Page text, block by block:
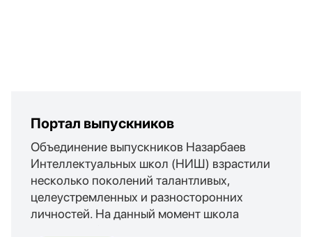
Портал выпускников
Объединение выпускников Назарбаев
Интеллектуальных школ (НИШ) взрастили
несколько поколений талантливых,
целеустремленных и разносторонних
личностей. На данный момент школа